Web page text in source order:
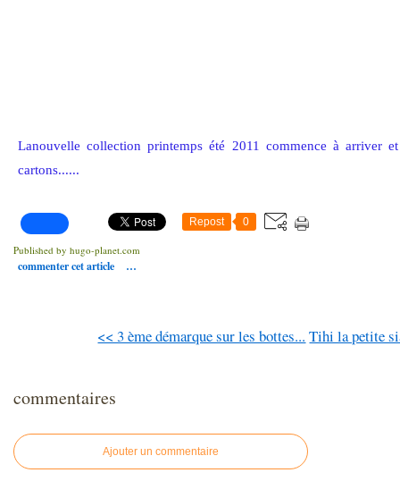
Lanouvelle collection printemps été 2011 commence à arriver
cartons......
Repost 0
Published by hugo-planet.com
commenter cet article …
<< 3 ème démarque sur les bottes... Tihi la petite
commentaires
Ajouter un commentaire